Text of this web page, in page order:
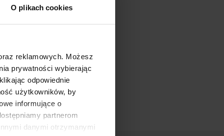
O plikach cookies
reklamowych. Możesz
prywatności wybierając
odpowiednie
użytkowników, by
informujące o
partnerom
danymi otrzymanymi